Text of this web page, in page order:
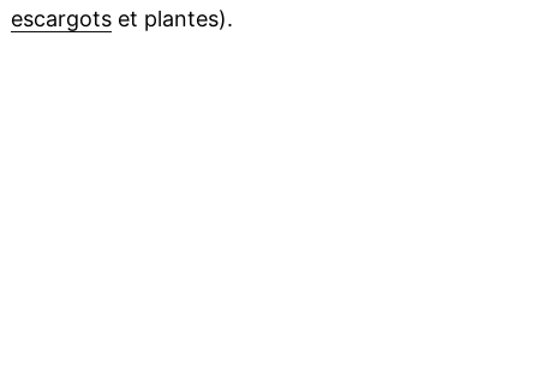
escargotset plantes).